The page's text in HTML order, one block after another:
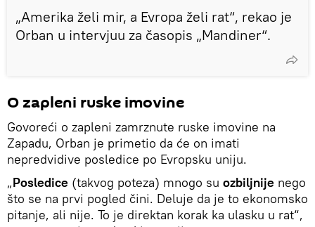
„Amerika želi mir, a Evropa želi rat“, rekao je
Orban u intervjuu za časopis „Mandiner“.
O zapleni ruske imovine
Govoreći o zapleni zamrznute ruske imovine na
Zapadu, Orban je primetio da će on imati
nepredvidive posledice po Evropsku uniju.
„Posledice (takvog poteza) mnogo su ozbiljnije nego
što se na prvi pogled čini. Deluje da je to ekonomsko
pitanje, ali nije. To je direktan korak ka ulasku u rat“,